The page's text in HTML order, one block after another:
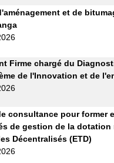
et de
Firme chargé du
de l'Innovation et de
consultance pour former
de gestion de la dotation
Décentralisés (ETD)